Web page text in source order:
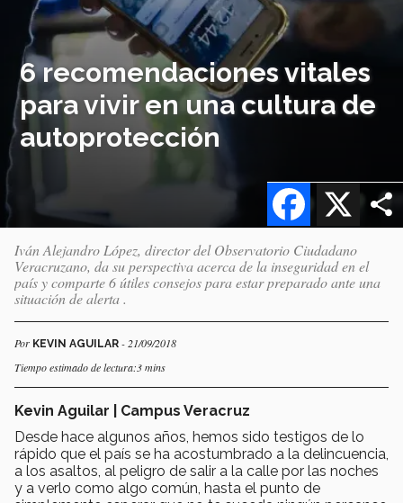
6 recomendaciones vitales
para vivir en una cultura de
autoprotección
X
Facebook
Iván Alejandro López, director del Observatorio Ciudadano
Veracruzano, da su perspectiva acerca de la inseguridad en el
país y comparte 6 útiles consejos para estar preparado ante una
situación de alerta .
Por KEVIN AGUILAR - 21/09/2018
Tiempo estimado de lectura:3 mins
Kevin Aguilar | Campus Veracruz
Desde hace algunos años, hemos sido testigos de lo
rápido que el país se ha acostumbrado a la delincuencia,
a los asaltos, al peligro de salir a la calle por las noches
y a verlo como algo común, hasta el punto de